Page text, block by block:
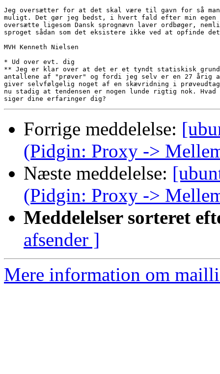
Jeg oversætter for at det skal være til gavn for så
muligt. Det gør jeg bedst, i hvert fald efter min egen
oversætte ligesom Dansk sprognævn laver ordbøger,
sproget sådan som det eksistere ikke ved at opfinde
MVH Kenneth Nielsen
* Ud over evt. dig
** Jeg er klar over at det er et tyndt statiskisk
antallene af "prøver" og fordi jeg selv er en 27 årig
giver selvfølgelig noget af en skævridning i
nu stadig at tendensen er nogen lunde rigtig nok. Hvad
Forrige meddelelse:
(Pidgin: Proxy ->
Næste meddelelse:
(Pidgin: Proxy ->
Meddelelser sorteret
afsender ]
Mere information om